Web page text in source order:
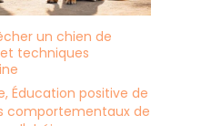
un chien de
techniques
, Éducation positive de
comportementaux de